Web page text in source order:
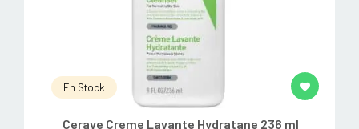
En Stock
Cerave Creme Lavante Hydratane 236 ml